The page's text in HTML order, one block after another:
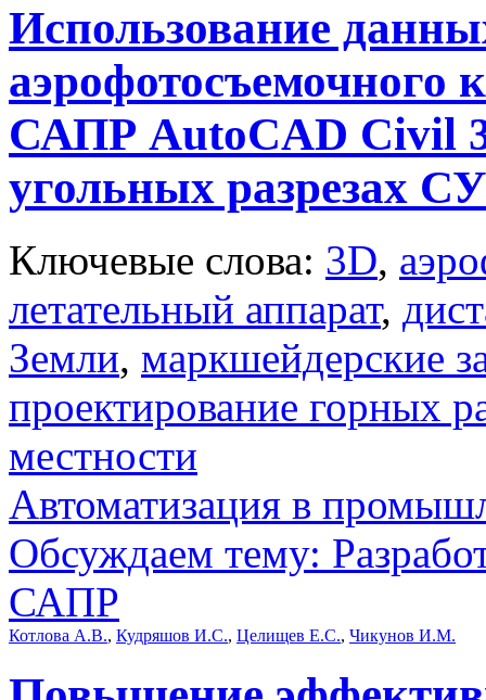
Использование
аэрофотосъемочного
САПР AutoCAD Civil
угольных разрезах
Ключевые слова: 3D,
летательный аппарат,
Земли, маркшейдерские
проектирование горных
местности
Автоматизация в
Обсуждаем тему:
САПР
Котлова А.В., Кудряшов И.С., Целищев Е.С., Чикунов И.М.